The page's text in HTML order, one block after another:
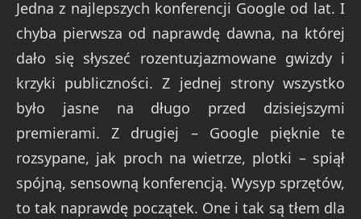
Jedna z najlepszych konferencji Google od lat. I
chyba pierwsza od naprawdę dawna, na której
dało się słyszeć rozentuzjazmowane gwizdy i
krzyki publiczności. Z jednej strony wszystko
było jasne na długo przed dzisiejszymi
premierami. Z drugiej – Google pięknie te
rozsypane, jak proch na wietrze, plotki – spiął
spójną, sensowną konferencją. Wysyp sprzętów,
to tak naprawdę początek. One i tak są tłem dla